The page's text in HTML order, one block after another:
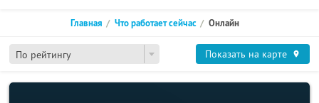
По рейтингу
Главная Что работает сейчас Онлайн
Показать на карте